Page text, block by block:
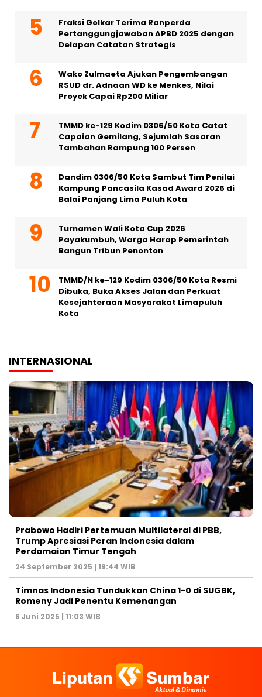
Fraksi Golkar Terima Ranperda
Pertanggungjawaban APBD 2025 dengan
Delapan Catatan Strategis
Wako Zulmaeta Ajukan Pengembangan
RSUD dr. Adnaan WD ke Menkes, Nilai
Proyek Capai Rp200 Miliar
TMMD ke-129 Kodim 0306/50 Kota Catat
Capaian Gemilang, Sejumlah Sasaran
Tambahan Rampung 100 Persen
Dandim 0306/50 Kota Sambut Tim Penilai
Kampung Pancasila Kasad Award 2026 di
Balai Panjang Lima Puluh Kota
Turnamen Wali Kota Cup 2026
Payakumbuh, Warga Harap Pemerintah
Bangun Tribun Penonton
TMMD/N ke-129 Kodim 0306/50 Kota Resmi
Dibuka, Buka Akses Jalan dan Perkuat
Kesejahteraan Masyarakat Limapuluh
Kota
INTERNASIONAL
Prabowo Hadiri Pertemuan Multilateral di PBB,
Trump Apresiasi Peran Indonesia dalam
Perdamaian Timur Tengah
24 September 2025 | 19:44 WIB
Timnas Indonesia Tundukkan China 1-0 di SUGBK,
Romeny Jadi Penentu Kemenangan
6 Juni 2025 | 11:03 WIB